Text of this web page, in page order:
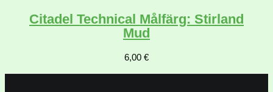
Citadel Technical Målfärg: Stirland
Mud
6,00 €